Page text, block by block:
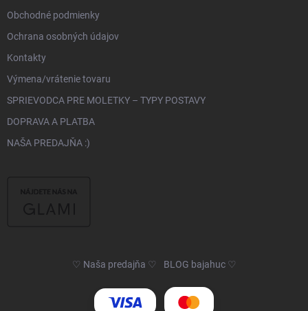
Obchodné podmienky
Ochrana osobných údajov
Kontakty
Výmena/vrátenie tovaru
SPRIEVODCA PRE MOLETKY – TYPY POSTAVY
DOPRAVA A PLATBA
NAŠA PREDAJŇA :)
♡ Naša predajňa ♡ BLOG bajahuc ♡